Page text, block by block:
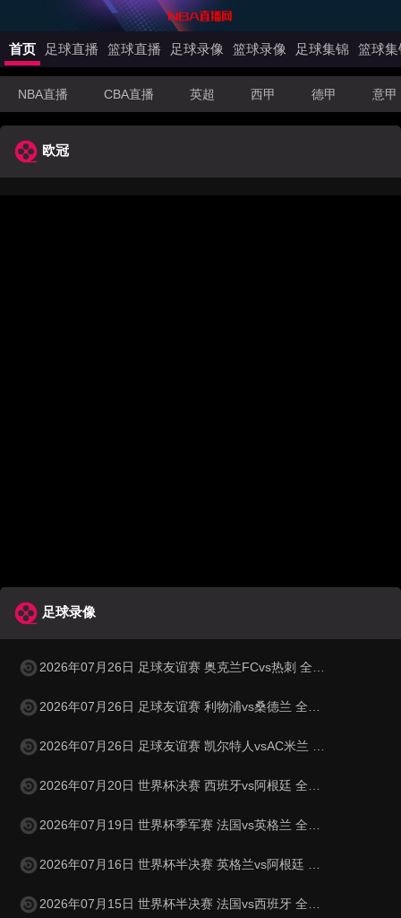
首页 足球直播 篮球直播 足球录像 篮球录像 足球集锦 篮球集
NBA直播 CBA直播 英超 西甲 德甲 意甲
欧冠
足球录像
2026年07月26日 足球友谊赛 奥克兰FCvs热刺 全场录像
2026年07月26日 足球友谊赛 利物浦vs桑德兰 全场录像
2026年07月26日 足球友谊赛 凯尔特人vsAC米兰 全场录像
2026年07月20日 世界杯决赛 西班牙vs阿根廷 全场录像
2026年07月19日 世界杯季军赛 法国vs英格兰 全场录像
2026年07月16日 世界杯半决赛 英格兰vs阿根廷 全场录像
2026年07月15日 世界杯半决赛 法国vs西班牙 全场录像